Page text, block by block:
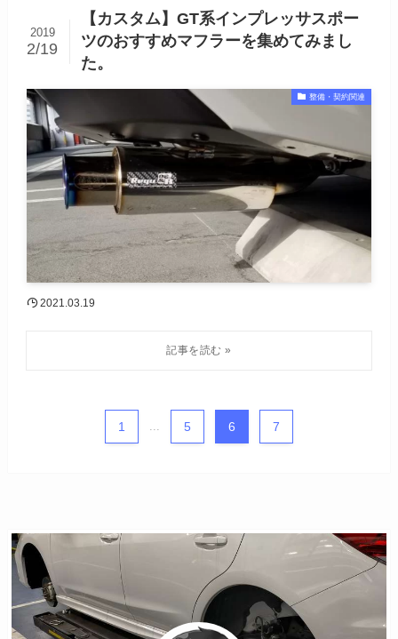
【カスタム】GT系インプレッサスポー
ツのおすすめマフラーを集めてみまし
た。
2019
2/19
整備・契約関連
2021.03.19
1 ... 5 6 7